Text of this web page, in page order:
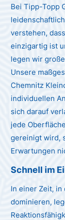
Bei Tipp-Topp
verstehen,
einzigartig ist
legen wir
Unsere
Chemnitz
individuellen
sich darauf
jede
gereinigt wird,
Erwartungen
Schnell im
In einer Zeit,
dominieren,